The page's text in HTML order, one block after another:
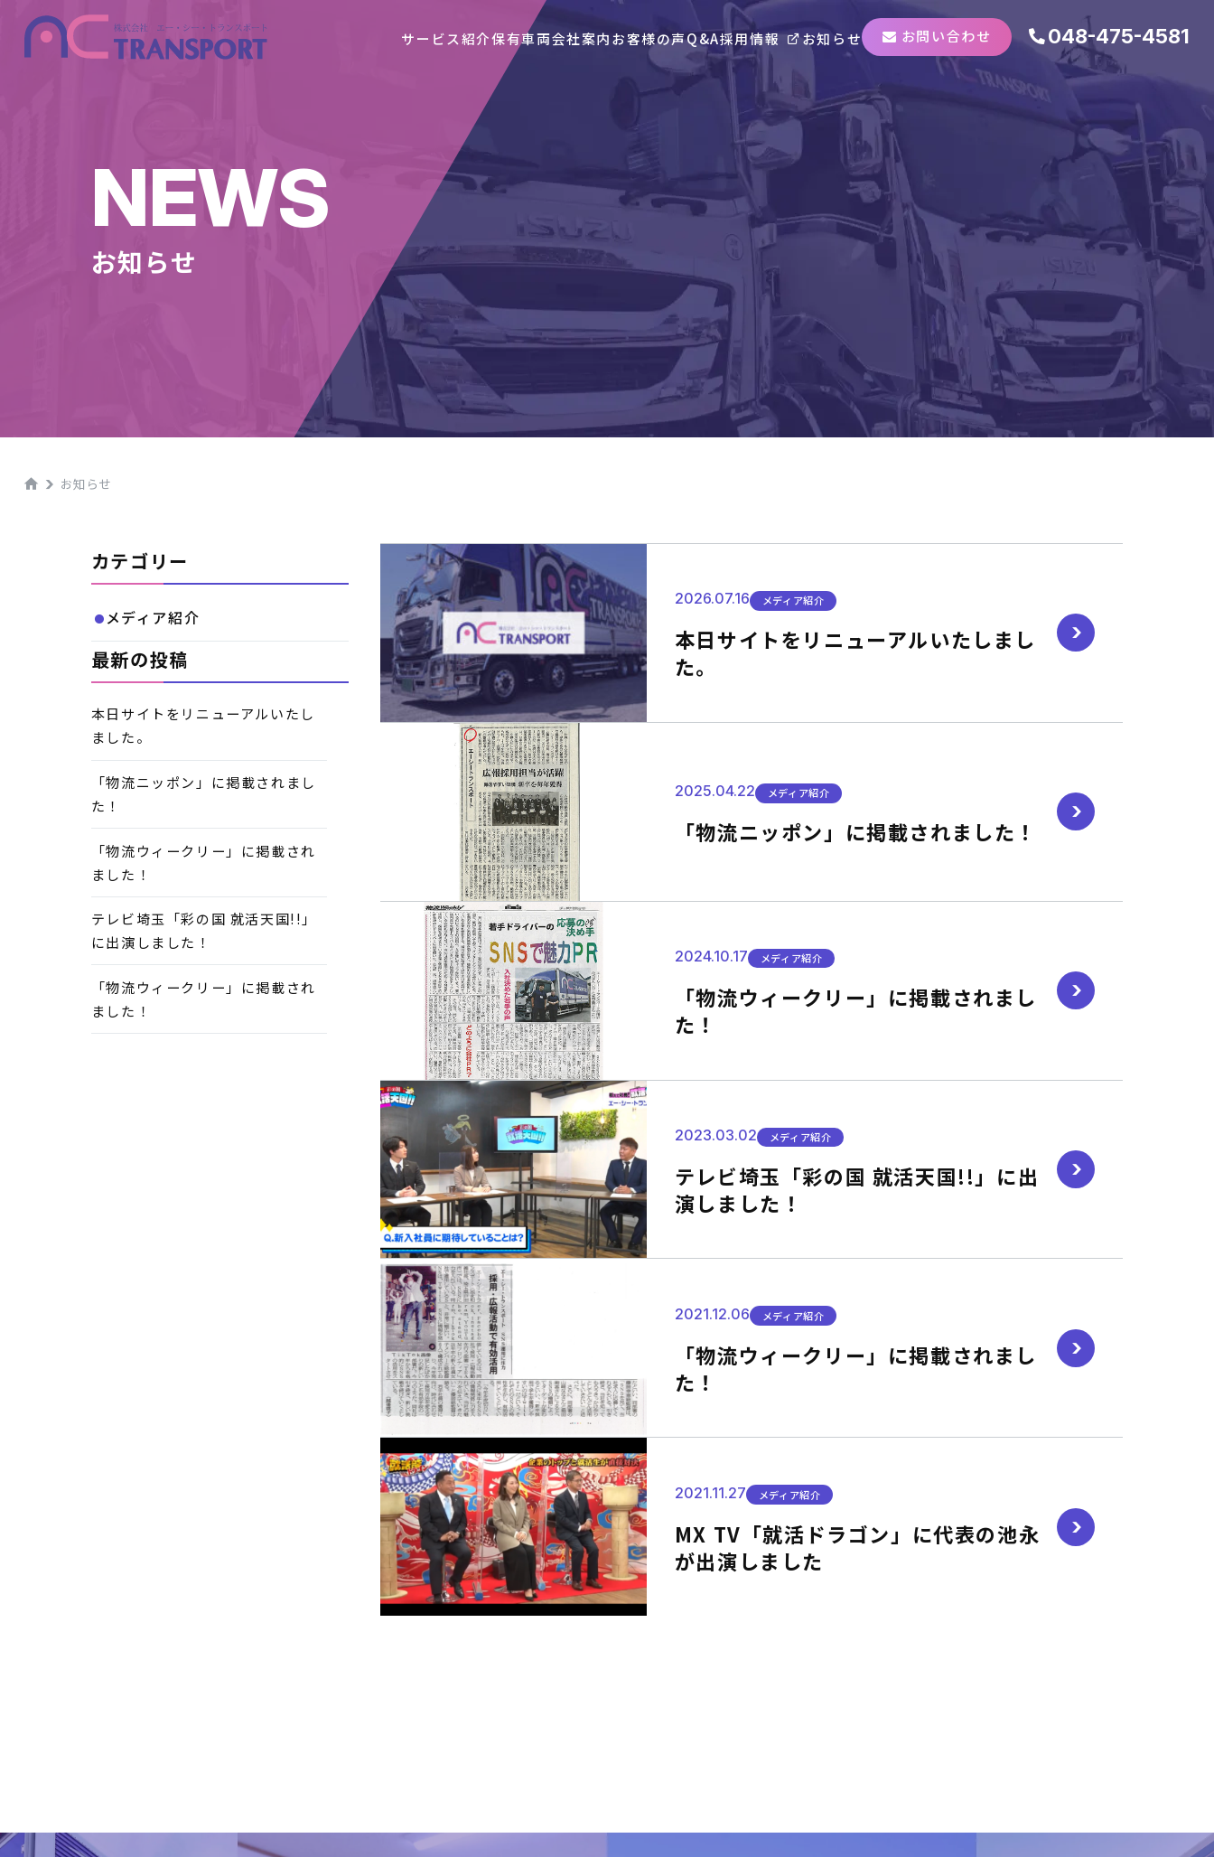
サービス紹介保有車両会社案内お客様の声Q&A採用情報 お知らせ お問い合わせ 048-475-4581
NEWS
お知らせ
お知らせ
カテゴリー
● メディア紹介
最新の投稿
本日サイトをリニューアルいたし
ました。
「物流ニッポン」に掲載されまし
た！
「物流ウィークリー」に掲載され
ました！
テレビ埼玉「彩の国 就活天国!!」
に出演しました！
「物流ウィークリー」に掲載され
ました！
2026.07.16 メディア紹介
本日サイトをリニューアルいたしまし
た。
2025.04.22 メディア紹介
「物流ニッポン」に掲載されました！
2024.10.17 メディア紹介
「物流ウィークリー」に掲載されまし
た！
2023.03.02 メディア紹介
テレビ埼玉「彩の国 就活天国!!」に出
演しました！
2021.12.06 メディア紹介
「物流ウィークリー」に掲載されまし
た！
2021.11.27 メディア紹介
MX TV「就活ドラゴン」に代表の池永
が出演しました